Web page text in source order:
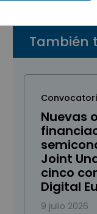
También
Nuevas
Joint
cinco
Digital
9 julio 2026